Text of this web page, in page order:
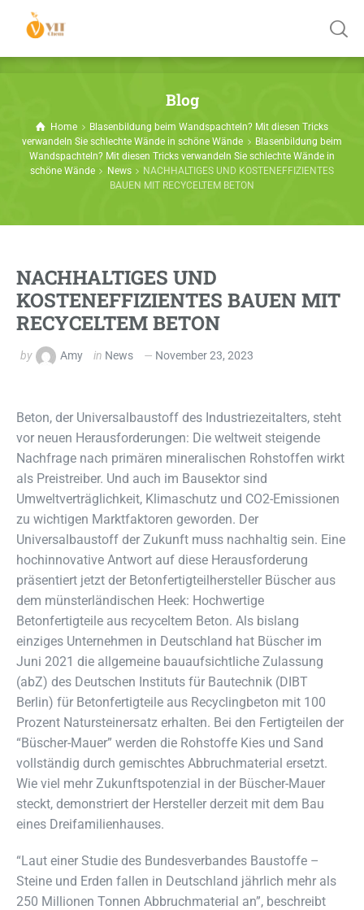
Blog
Home
Blasenbildung beim Wandspachteln? Mit diesen Tricks
verwandeln Sie schlechte Wände in schöne Wände
Blasenbildung beim
Wandspachteln? Mit diesen Tricks verwandeln Sie schlechte Wände in
schöne Wände
News
NACHHALTIGES UND KOSTENEFFIZIENTES
BAUEN MIT RECYCELTEM BETON
NACHHALTIGES UND
KOSTENEFFIZIENTES BAUEN MIT
RECYCELTEM BETON
by Amy in News November 23, 2023
Beton, der Universalbaustoff des Industriezeitalters, steht
vor neuen Herausforderungen: Die weltweit steigende
Nachfrage nach primären mineralischen Rohstoffen wirkt
als Preistreiber. Und auch im Bausektor sind
Umweltverträglichkeit, Klimaschutz und CO2-Emissionen
zu wichtigen Marktfaktoren geworden. Der
Universalbaustoff der Zukunft muss nachhaltig sein. Eine
hochinnovative Antwort auf diese Herausforderung
präsentiert jetzt der Betonfertigteilhersteller Büscher aus
dem münsterländischen Heek: Hochwertige
Betonfertigteile aus recyceltem Beton. Als bislang
einziges Unternehmen in Deutschland hat Büscher im
Juni 2021 die allgemeine bauaufsichtliche Zulassung
(abZ) des Deutschen Instituts für Bautechnik (DIBT
Berlin) für Betonfertigteile aus Recyclingbeton mit 100
Prozent Natursteinersatz erhalten. Bei den Fertigteilen der
“Büscher-Mauer” werden die Rohstoffe Kies und Sand
vollständig durch gemischtes Abbruchmaterial ersetzt.
Wie viel mehr Zukunftspotenzial in der Büscher-Mauer
steckt, demonstriert der Hersteller derzeit mit dem Bau
eines Dreifamilienhauses.
“Laut einer Studie des Bundesverbandes Baustoffe –
Steine und Erden fallen in Deutschland jährlich mehr als
250 Millionen Tonnen Abbruchmaterial an”, beschreibt